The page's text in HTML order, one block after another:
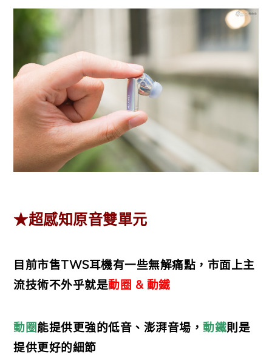
★超感知原音雙單元
目前市售TWS耳機有一些無解痛點，市面上主
流技術不外乎就是動圈 & 動鐵
動圈能提供更強的低音、澎湃音場，動鐵則是
提供更好的細節